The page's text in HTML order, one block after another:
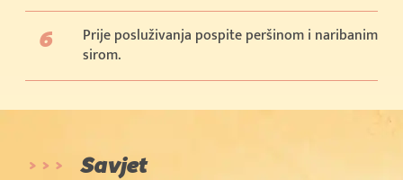
Prije posluživanja pospite peršinom i naribanim
sirom.
Savjet